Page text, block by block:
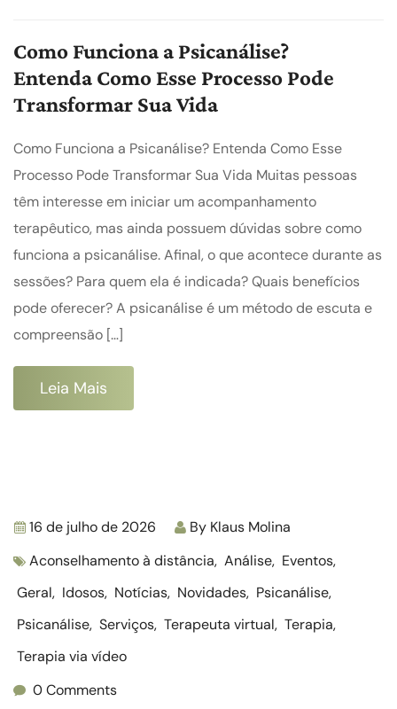
Como Funciona a Psicanálise?
Entenda Como Esse Processo Pode
Transformar Sua Vida
Como Funciona a Psicanálise? Entenda Como Esse
Processo Pode Transformar Sua Vida Muitas pessoas
têm interesse em iniciar um acompanhamento
terapêutico, mas ainda possuem dúvidas sobre como
funciona a psicanálise. Afinal, o que acontece durante as
sessões? Para quem ela é indicada? Quais benefícios
pode oferecer? A psicanálise é um método de escuta e
compreensão […]
Leia Mais
16 de julho de 2026 By Klaus Molina
Aconselhamento à distância, Análise, Eventos,
Geral, Idosos, Notícias, Novidades, Psicanálise,
Psicanálise, Serviços, Terapeuta virtual, Terapia,
Terapia via vídeo
0 Comments